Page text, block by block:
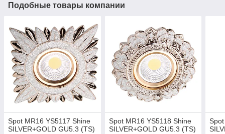
Подобные товары компании
Spot MR16 YS5117 Shine
SILVER+GOLD GU5.3 (TS)
Spot MR16 YS5118 Shine
SILVER+GOLD GU5.3 (TS)